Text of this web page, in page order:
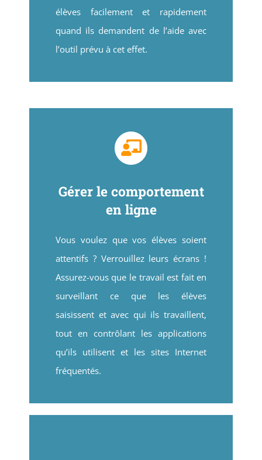
élèves facilement et rapidement
quand ils demandent de l’aide avec
l’outil prévu à cet effet.
Gérer le comportement
en ligne
Vous voulez que vos élèves soient
attentifs ? Verrouillez leurs écrans !
Assurez-vous que le travail est fait en
surveillant ce que les élèves
saisissent et avec qui ils travaillent,
tout en contrôlant les applications
qu’ils utilisent et les sites Internet
fréquentés.